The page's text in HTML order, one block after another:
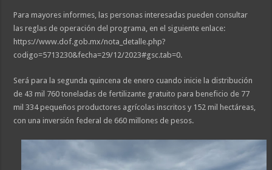
Para mayores informes, las personas interesadas pueden consultar
las reglas de operación del programa, en el siguiente enlace:
https://www.dof.gob.mx/nota_detalle.php?
codigo=5713230&fecha=29/12/2023#gsc.tab=0.
Será para la segunda quincena de enero cuando inicie la distribución
de 43 mil 760 toneladas de fertilizante gratuito para beneficio de 77
mil 334 pequeños productores agrícolas inscritos y 152 mil hectáreas,
con una inversión federal de 660 millones de pesos.